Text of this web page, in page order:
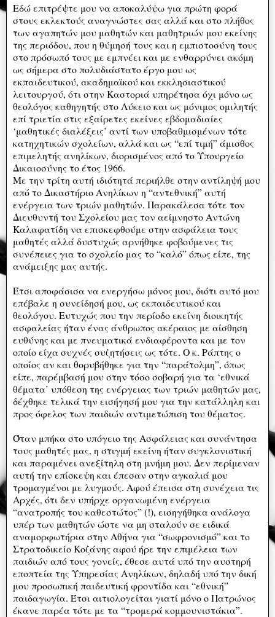
Εδώ επιτρέψτε μου να αποκαλύψω για πρώτη φορά
στους εκλεκτούς αναγνώστες σας αλλά και στο πλήθος
των αγαπητών μου μαθητών και μαθητριών μου εκείνης
της περιόδου, που η θύμησή τους και η εμπιστοσύνη τους
στο πρόσωπό τους με εμπνέει και με ενθαρρύνει ακόμη
ως σήμερα στο πολυδιάστατο έργο μου ως
εκπαιδευτικού, ακαδημαϊκού και εκκλησιαστικού
λειτουργού, ότι στην Καστοριά υπηρέτησα όχι μόνο ως
θεολόγος καθηγητής στο Λύκειο και ως μόνιμος ομιλητής
επί τριετία στις εξαίρετες εκείνες εβδομαδιαίες
‘μαθητικές διαλέξεις’ αντί των υποβαθμισμένων τότε
κατηχητικών σχολείων, αλλά και ως “επί τιμή” άμισθος
επιμελητής ανηλίκων, διορισμένος από το Υπουργείο
Δικαιοσύνης το έτος 1966.
Με την τρίτη αυτή ιδιότητά περιήλθε στην αντίληψή μου
από το Δικαστήριο Ανηλίκων η “αντεθνική” αυτή
ενέργεια των τριών μαθητών. Παρακάλεσα τότε τον
Διευθυντή του Σχολείου μας τον αείμνηστο Αντώνη
Καλαφατίδη να επισκεφθούμε στην ασφάλεια τους
μαθητές αλλά δυστυχώς αρνήθηκε φοβούμενες τις
συνέπειες για το σχολείο μας το “καλό” όπως είπε, της
ανάμειξης μας αυτής.
Έτσι αποφάσισα να ενεργήσω μόνος μου, διότι αυτό μου
επέβαλε η συνείδησή μου, ως εκπαιδευτικού και
θεολόγου. Ευτυχώς που την περίοδο εκείνη διοικητής
ασφαλείας ήταν ένας άνθρωπος ακέραιος με αίσθηση
ευθύνης και με πνευματικά ενδιαφέροντα και με τον
οποίο είχα συχνές συζητήσεις ως τότε. Ο κ. Ράπτης ο
οποίος αν και θορυβήθηκε για την “παράτολμη”, όπως
είπε, παρέμβασή μου στην τόσο σοβαρή για τα ‘εθνικά
θέματα’ υπόθεση της ενέργειας των τριών μαθητών μας,
δέχθηκε τελικά την εισήγησή μου για την κατάλληλη και
προς όφελος των παιδιών αντιμετώπιση του θέματος.
Όταν μπήκα στο υπόγειο της Ασφάλειας και συνάντησα
τους μαθητές μας, η στιγμή εκείνη ήταν συγκλονιστική
και παραμένει ανεξίτηλη στη μνήμη μου. Δεν περίμεναν
αυτή την επίσκεψη και έπεσαν στην αγκαλιά μου
τρομαγμένοι με λυγμούς. Αφού έπεισα στη συνέχεια τις
Αρχές, ότι δεν υπήρχε οργανωμένη ενέργεια
“ανατροπής του καθεστώτος” (!), εισηγήθηκα ανάλογα
υπέρ των μαθητών ώστε να μη σταλούν σε ειδικά
αναμορφωτήρια στην Αθήνα για “σωφρονισμό” και το
Στρατοδικείο Κοζάνης αφού ήρε την επιμέλεια των
παιδιών από τους γονείς, έθεσε αυτά υπό την αυστηρή
εποπτεία της Υπηρεσίας Ανηλίκων, δηλαδή υπό την δική
μου προσωπική παιδευτική φροντίδα και “εθνική”
παιδαγωγία. Έτσι αιτιολογείται γιατί μόνο ο Πατρώνος
έκανε παρέα τότε με τα “τρομερά κομμουνιστάκια”.